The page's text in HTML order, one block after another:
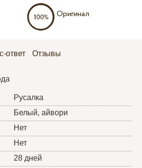
Оригинал
ответ Отзывы
Русалка
Белый, айвори
Нет
Нет
28 дней